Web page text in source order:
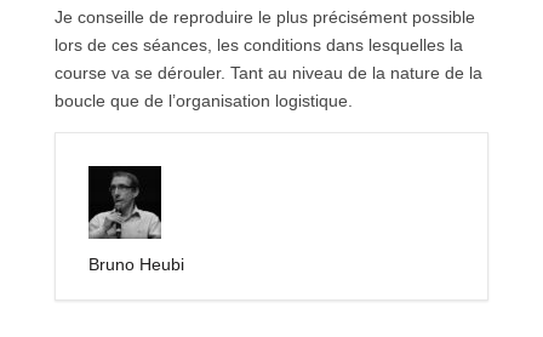
Je conseille de reproduire le plus précisément possible
lors de ces séances, les conditions dans lesquelles la
course va se dérouler. Tant au niveau de la nature de la
boucle que de l’organisation logistique.
Bruno Heubi